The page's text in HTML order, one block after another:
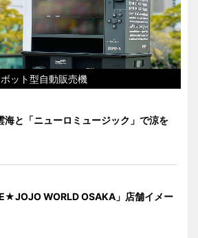
ット型自動販売機
海と「ニューロミュージック」で涼を
WORLD OSAKA」店舗イメー